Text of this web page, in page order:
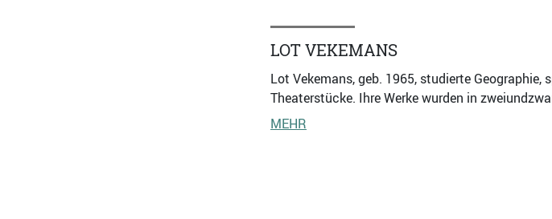
LOT VEKEMANS
Lot Vekemans, geb. 1965, studierte
Theaterstücke. Ihre Werke wurden in
MEHR